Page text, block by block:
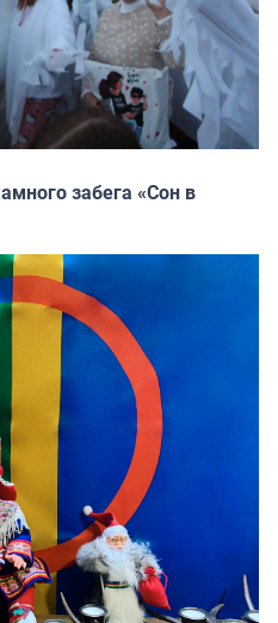
забега «Сон в